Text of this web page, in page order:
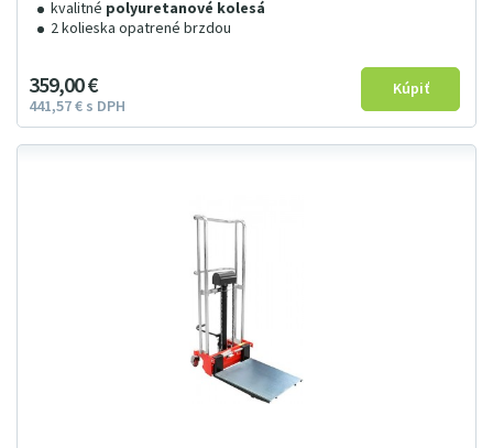
kvalitné polyuretanové kolesá
2 kolieska opatrené brzdou
359 00€
441 57€ s DPH